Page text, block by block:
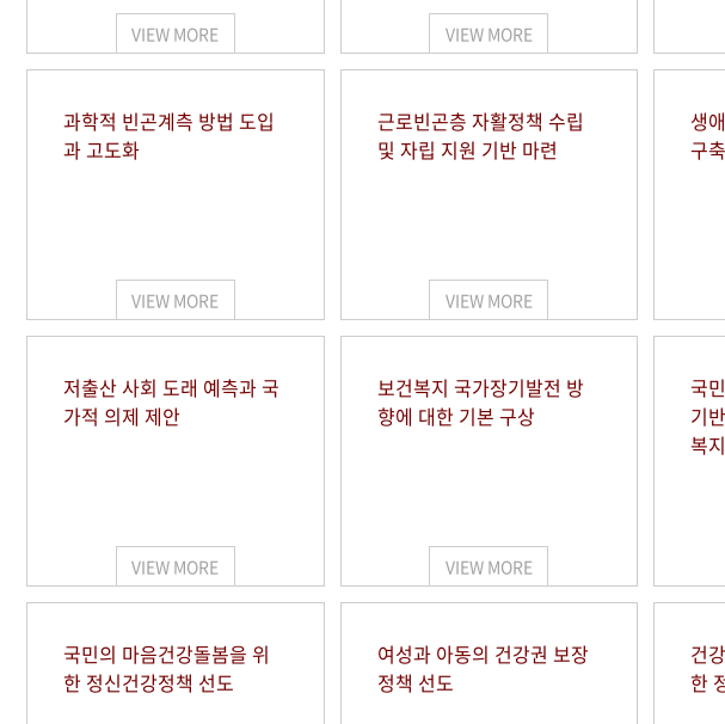
VIEW MORE VIEW MORE
과학적 빈곤계측 방법 도입
과 고도화
VIEW MORE
근로빈곤층 자활정책 수립
및 자립 지원 기반 마련
VIEW MORE
생
구
저출산 사회 도래 예측과 국
가적 의제 제안
VIEW MORE
보건복지 국가장기발전 방
향에 대한 기본 구상
VIEW MORE
국
기
복
국민의 마음건강돌봄을 위
한 정신건강정책 선도
여성과 아동의 건강권 보장
정책 선도
건
한